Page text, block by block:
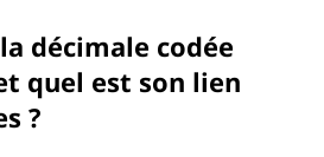
décimale codée
quel est son lien
?